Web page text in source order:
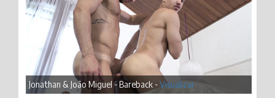
Jonathan & João Miguel - Bareback -Visualizar